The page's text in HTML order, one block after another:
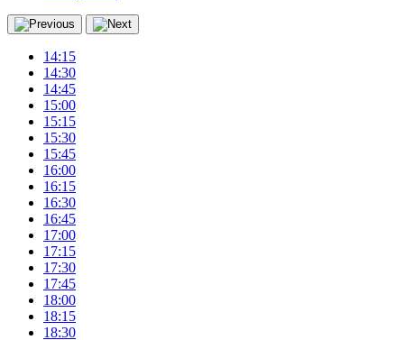
14:15
14:30
14:45
15:00
15:15
15:30
15:45
16:00
16:15
16:30
16:45
17:00
17:15
17:30
17:45
18:00
18:15
18:30